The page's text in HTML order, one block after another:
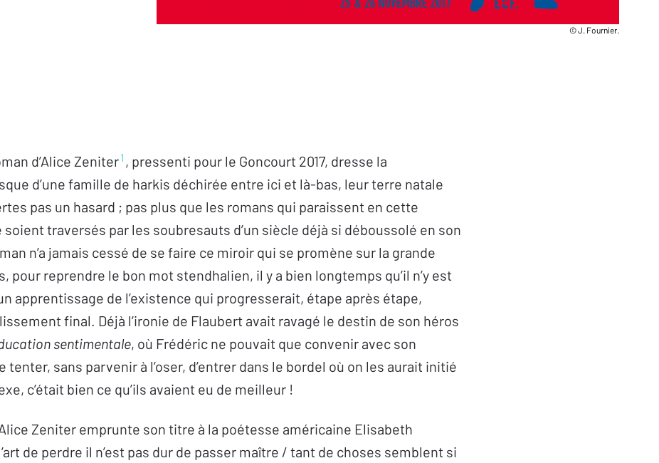
© J. Fournier.
d’Alice Zeniter1 , pressenti pour le Goncourt 2017, dresse la
d’une famille de harkis déchirée entre ici et là-bas, leur terre natale
pas un hasard ; pas plus que les romans qui paraissent en cette
traversés par les soubresauts d’un siècle déjà si déboussolé en son
n’a jamais cessé de se faire ce miroir qui se promène sur la grande
pour reprendre le bon mot stendhalien, il y a bien longtemps qu’il n’y est
apprentissage de l’existence qui progresserait, étape après étape,
final. Déjà l’ironie de Flaubert avait ravagé le destin de son héros
sentimentale, où Frédéric ne pouvait que convenir avec son
tenter, sans parvenir à l’oser, d’entrer dans le bordel où on les aurait initié
c’était bien ce qu’ils avaient eu de meilleur !
Zeniter emprunte son titre à la poétesse américaine Elisabeth
de perdre il n’est pas dur de passer maître / tant de choses semblent si